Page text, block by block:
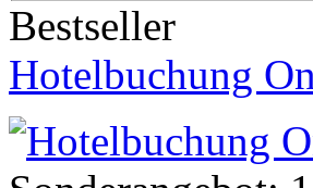
Bestseller
Hotelbuchung